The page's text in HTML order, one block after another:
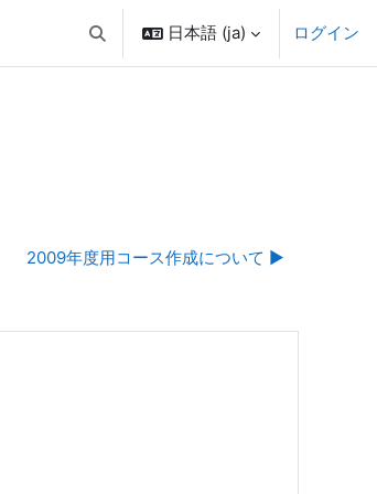
検索入力に切り替える
日本語 ‎(ja)‎ ログイン
2009年度用コース作成について ▶︎